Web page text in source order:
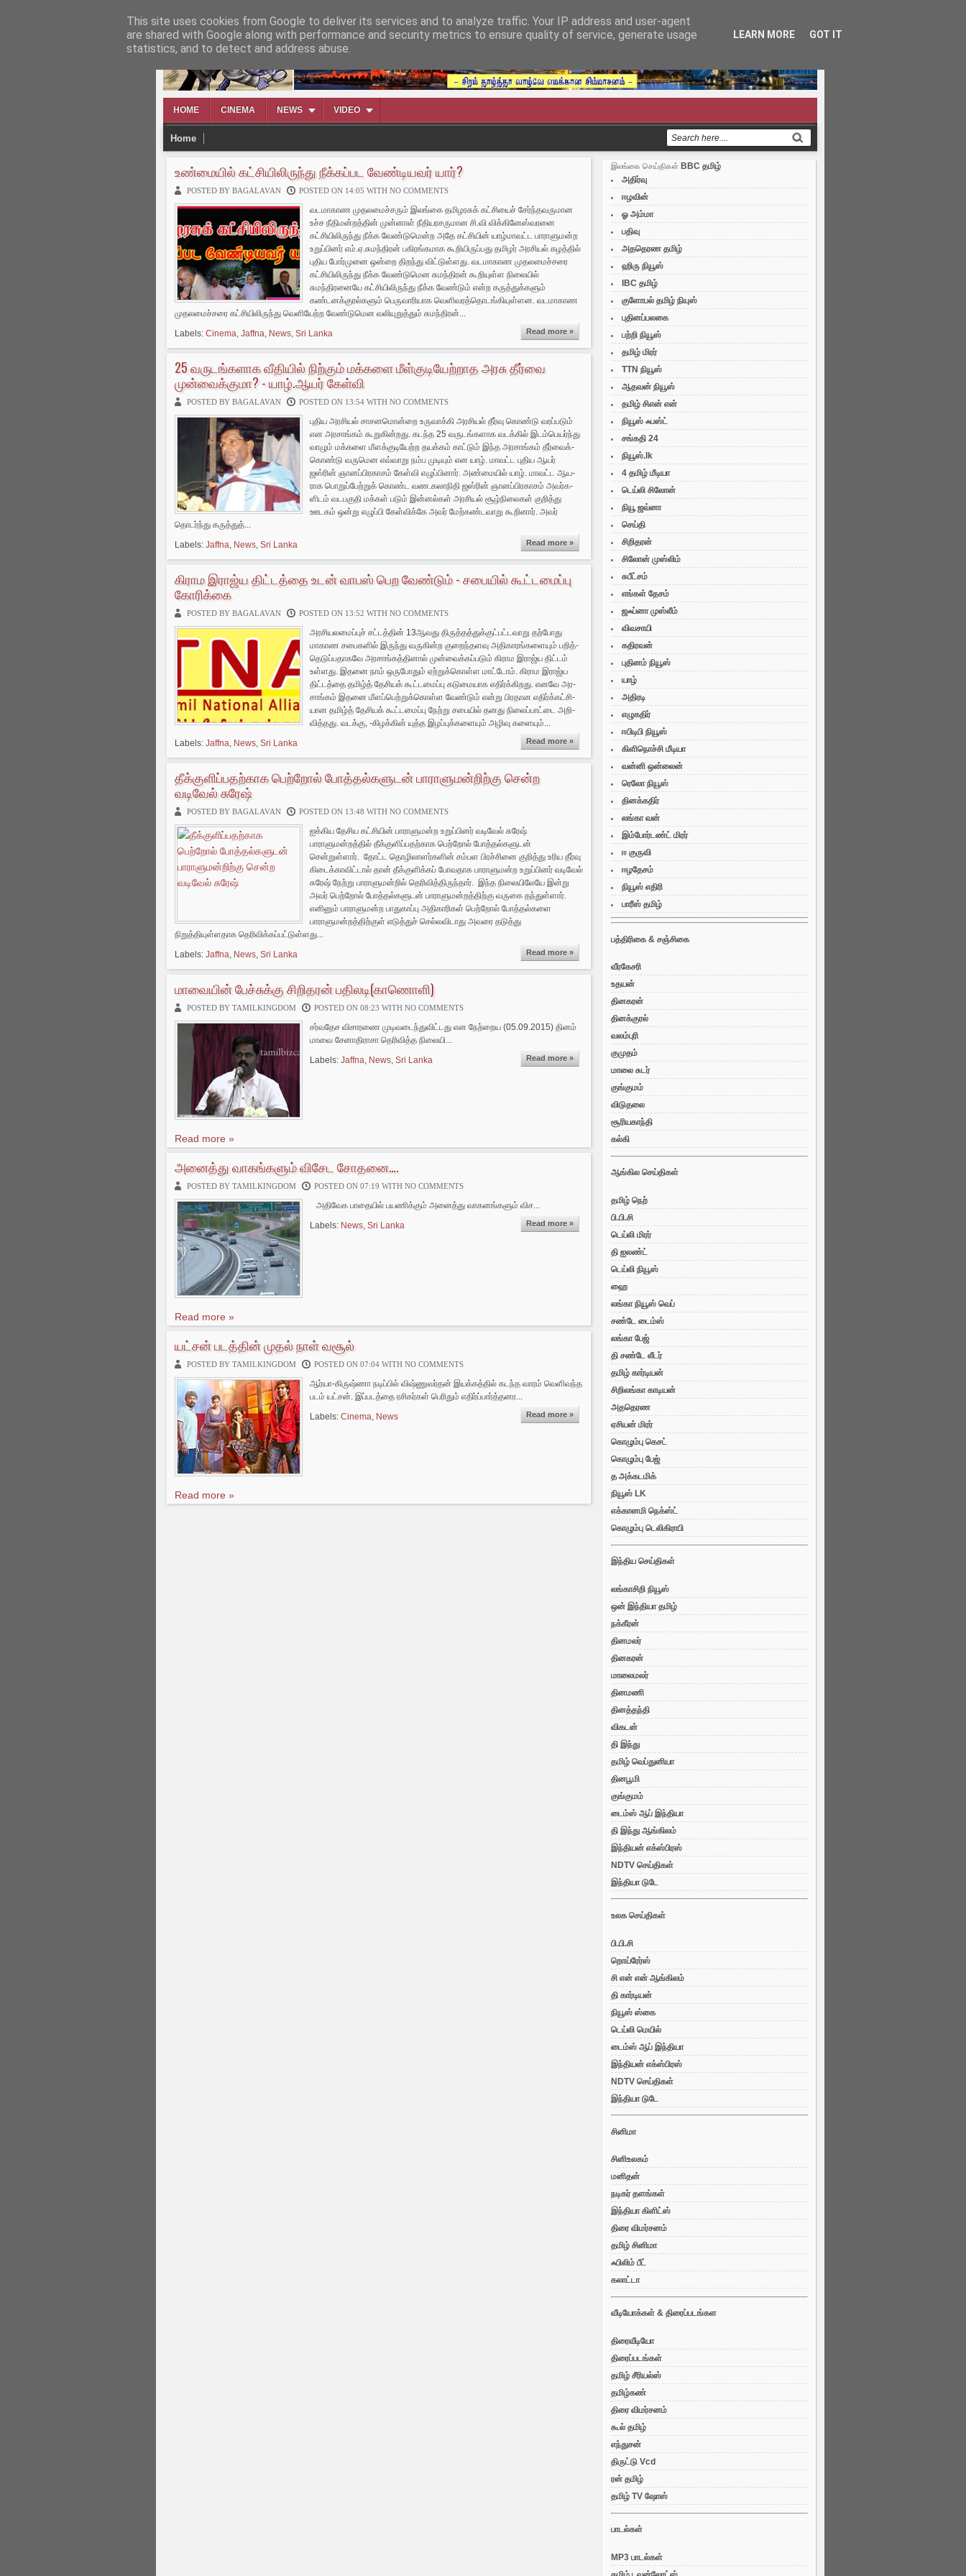
TAMILWIN
HOME CINEMA NEWS VIDEO
Home
உண்மையில் கட்சியிலிருந்து நீக்கப்பட வேண்டியவர் யார்?
POSTED BY BAGALAVAN POSTED ON 14:05 WITH NO COMMENTS
வடமாகாண முதலமைச்சரும் இலங்கை தமிழரசுக் கட்சியைச் சேர்ந்தவருமான
உச்ச நீதிமன்றத்தின் முன்னாள் நீதியரசருமான சி.வி விக்கினேஸ்வரனை
கட்சியிலிருந்து நீக்க வேண்டுமென்ற அதே கட்சியின் யாழ்மாவட்ட பாராளுமன்ற
உறுப்பினர் எம்.ஏ.சுமந்திரன் பகிரங்கமாக கூறியிருப்பது தமிழர் அரசியல் கழத்தில்
புதிய போர்முனை ஒன்றை திறந்து விட்டுள்ளது. வடமாகாண முதலமைச்சரை
கட்சியிலிருந்து நீக்க வேண்டுமென சுமந்திரன் கூறியுள்ள நிலையில்
சுமந்திரனையே கட்சியிலிருந்து நீக்க வேண்டும் என்ற கருத்துக்களும்
கண்டனக்குரல்களும் பெருவாரியாக வெளிவரத்தொடங்கியுள்ளன. வடமாகாண
முதலமைச்சரை கட்சியிலிருந்து வெளியேற்ற வேண்டுமென வலியுறுத்தும் சுமந்திரன்...
Labels: Cinema, Jaffna, News, Sri Lanka Read more »
25 வருடங்களாக வீதியில் நிற்கும் மக்களை மீள்குடியேற்றாத அரசு தீர்வை
முன்வைக்குமா? - யாழ்.ஆயர் கேள்வி
POSTED BY BAGALAVAN POSTED ON 13:54 WITH NO COMMENTS
புதிய அர­சியல் சாச­ன­மொன்றை உரு­வாக்கி அர­சியல் தீர்வு கொண்டு வரப்­படும்
என அர­சாங்கம் கூறு­கின்­றது. கடந்த 25 வரு­டங்­க­ளாக வடக்கில் இடம்­பெ­யர்ந்து
வாழும் மக்­களை மீளக்­கு­டி­யேற்ற தயக்கம் காட்டும் இந்த அர­சாங்கம் தீர்­வைக்­
கொண்டு வரு­மென எவ்­வாறு நம்ப முடியும் என யாழ். மாவட்ட புதிய ஆயர்
ஜஸ்ரின் ஞானப்­பி­ர­காசம் கேள்வி எழுப்­பினார். அண்­மையில் யாழ். மாவட்ட ஆய­
ராக பொறுப்­பேற்­றுக் ­கொண்ட வண.கலா­நிதி ஜஸ்ரின் ஞானப்­பி­ர­காசம் அவர்­க­
ளிடம் வட­ப­குதி மக்கள் படும் இன்­னல்கள் அர­சியல் சூழ்­நி­லைகள் குறித்து
ஊடகம் ஒன்று எழுப்பி கேள்விக்கே அவர் மேற்­கண்­ட­வாறு கூறினார். அவர்
தொடர்ந்து கருத்துத்...
Labels: Jaffna, News, Sri Lanka Read more »
கிராம இராஜ்ய திட்டத்தை உடன் வாபஸ் பெற வேண்டும் - சபையில் கூட்டமைப்பு
கோரிக்கை
POSTED BY BAGALAVAN POSTED ON 13:52 WITH NO COMMENTS
அர­சி­ய­ல­மைப்புச் சட்­டத்தின் 13ஆவது திருத்­தத்­துக்­குட்­பட்­ட­வாறு தற்­போது
மாகாண சபை­களில் இருந்து வரு­கின்ற குறைந்­த­ளவு அதி­கா­ரங்­க­ளையும் பறித்­
தெ­டுப்­ப­தா­கவே அர­சாங்­கத்­தினால் முன்­வைக்­கப்­படும் கிராம இராஜ்ய திட்டம்
உள்­ளது. இதனை நாம் ஒரு­போதும் ஏற்­றுக்­கொள்ள மாட்டோம். கிராம இராஜ்ய
திட்­டத்தை தமிழ்த் தேசியக் கூட்­ட­மைப்பு கடு­மை­யாக எதிர்க்­கி­றது. எனவே அர­
சாங்கம் இதனை மீளப்­பெற்­றுக்­கொள்ள வேண்டும் என்று பிர­தான எதிர்க்­கட்­சி­
யான தமிழ்த் தேசியக் கூட்­ட­மைப்பு நேற்று சபையில் தனது நிலைப்­பாட்டை அறி­
வித்­தது. வடக்­கு, -­கி­ழக்கின் யுத்த இழப்­புக்­க­ளையும் அழி­வு­ க­ளையும்...
Labels: Jaffna, News, Sri Lanka Read more »
தீக்குளிப்பதற்காக பெற்றோல் போத்தல்களுடன் பாராளுமன்றிற்கு சென்ற
வடிவேல் சுரேஷ்
POSTED BY BAGALAVAN POSTED ON 13:48 WITH NO COMMENTS
ஐக்கிய தேசிய கட்சியின் பாராளுமன்ற உறுப்பினர் வடிவேல் சுரேஷ்
பாராளுமன்றத்தில் தீக்குளிப்பதற்காக பெற்றோல் போத்தல்களுடன்
சென்றுள்ளார். தோட்ட தொழிலாளர்களின் சம்பள பிரச்சினை குறித்து உரிய தீர்வு
கிடைக்காவிட்டால் தான் தீக்குளிக்கப் போவதாக பாராளுமன்ற உறுப்பினர் வடிவேல்
சுரேஷ் நேற்று பாராளுமன்றில் தெரிவித்திருந்தார். இந்த நிலையிலேயே இன்று
அவர் பெற்றோல் போத்தல்களுடன் பாராளுமன்றத்திற்கு வருகை தந்துள்ளார்.
எனினும் பாராளுமன்ற பாதுகாப்பு அதிகாரிகள் பெற்றோல் போத்தல்களை
பாராளுமன்றத்திற்குள் எடுத்துச் செல்லவிடாது அவரை தடுத்து
நிறுத்தியுள்ளதாக தெரிவிக்கப்பட்டுள்ளது...
Labels: Jaffna, News, Sri Lanka Read more »
மாவையின் பேச்சுக்கு சிறிதரன் பதிலடி(காணொளி)
POSTED BY TAMILKINGDOM POSTED ON 08:23 WITH NO COMMENTS
சர்வதேச விசாரணை முடிவடைந்துவிட்டது என நேற்றைய (05.09.2015) தினம்
மாவை சேனாதிராசா தெரிவித்த நிலையி...
Labels: Jaffna, News, Sri Lanka Read more »
Read more »
அனைத்து வாகங்களும் விசேட சோதனை….
POSTED BY TAMILKINGDOM POSTED ON 07:19 WITH NO COMMENTS
அதிவேக பாதையில் பயணிக்கும் அனைத்து வாகனங்களும் விச...
Labels: News, Sri Lanka Read more »
Read more »
யட்சன் படத்தின் முதல் நாள் வசூல்
POSTED BY TAMILKINGDOM POSTED ON 07:04 WITH NO COMMENTS
ஆர்யா-கிருஷ்ணா நடிப்பில் விஷ்ணுவர்தன் இயக்கத்தில் கடந்த வாரம் வெளிவந்த
படம் யட்சன். இப்படத்தை ரசிகர்கள் பெரிதும் எதிர்ப்பார்த்தனர...
Labels: Cinema, News Read more »
Read more »
இலங்கை செய்திகள் BBC தமிழ்
அதிர்வு
ஈழவின்
ஓ அம்மா
பதிவு
அததெரண தமிழ்
ஹிரு நியூஸ்
IBC தமிழ்
குளோபல் தமிழ் நியுஸ்
புதினப்பலகை
பற்றி நியூஸ்
தமிழ் மிரர்
TTN நியூஸ்
ஆதவன் நியூஸ்
தமிழ் சிஎன் என்
நியூஸ் ஃபஸ்ட்
சங்கதி 24
நியூஸ்.lk
4 தமிழ் மீடியா
டெய்லி சிலோன்
நியூ ஜவ்னா
செய்தி
சிறிதரன்
சிலோன் முஸ்லிம்
சுபீட்சம்
எங்கள் தேசம்
ஜஃப்னா முஸ்லீம்
விவசாயி
கதிரவன்
புதினம் நியூஸ்
யாழ்
அதிரடி
எழுகதிர்
ஈபிடிபி நியூஸ்
கிளிநொச்சி மீடியா
வன்னி ஒன்லைன்
ரெலோ நியூஸ்
தினக்கதிர்
லங்கா வன்
இம்போர்டண்ட் மிரர்
ஈ குருவி
ஈழதேசம்
நியூஸ் எதிரி
பாரீஸ் தமிழ்
பத்திரிகை & சஞ்சிகை
வீரகேசரி
உதயன்
தினகரன்
தினக்குரல்
வலம்புரி
குமுதம்
மாலை சுடர்
குங்குமம்
விடுதலை
சூரியகாந்தி
கல்கி
ஆங்கில செய்திகள்
தமிழ் நெற்
பி.பி.சி
டெய்லி மிரர்
தி ஐலண்ட்
டெய்லி நியூஸ்
ஹை
லங்கா நியூஸ் வெப்
சண்டே டைம்ஸ்
லங்கா பேஜ்
தி சண்டே லீடர்
தமிழ் கார்டியன்
சிறிலங்கா காடியன்
அததெரண
ஏசியன் மிரர்
கொழும்பு கெசட்
கொழும்பு பேஜ்
த அக்கடமிக்
நியூஸ் LK
எக்கானமி நெக்ஸ்ட்
கொழும்பு டெலிகிராபி
இந்திய செய்திகள்
லங்காசிறி நியூஸ்
ஒன் இந்தியா தமிழ்
நக்கீரன்
தினமலர்
தினகரன்
மாலைமலர்
தினமணி
தினத்தந்தி
விகடன்
தி இந்து
தமிழ் வெப்துனியா
தினபூமி
குங்குமம்
டைம்ஸ் ஆப் இந்தியா
தி இந்து ஆங்கிலம்
இந்தியன் எக்ஸ்பிரஸ்
NDTV செய்திகள்
இந்தியா டுடே
உலக செய்திகள்
பி.பி.சி
றொய்ரேர்ஸ்
சி என் என் ஆங்கிலம்
தி கார்டியன்
நியூஸ் ஸ்கை
டெய்லி மெயில்
டைம்ஸ் ஆப் இந்தியா
இந்தியன் எக்ஸ்பிரஸ்
NDTV செய்திகள்
இந்தியா டுடே
சினிமா
சினிஉலகம்
மனிதன்
நடிகர் தளங்கள்
இந்தியா கிளிட்ஸ்
திரை விமர்சனம்
தமிழ் சினிமா
ஃபிலிம் பீட்
கலாட்டா
வீடியோக்கள் & திரைப்படங்கள
திரைவீடியோ
திரைப்படங்கள்
தமிழ் சீரியல்ஸ்
தமிழ்கண்
திரை விமர்சனம்
கூல் தமிழ்
எந்துசன்
திருட்டு Vcd
ரன் தமிழ்
தமிழ் TV ஷோஸ்
பாடல்கள்
MP3 பாடல்கள்
This site uses cookies from Google to deliver its services and to analyze traffic. Your IP address and user-agent
are shared with Google along with performance and security metrics to ensure quality of service, generate usage
statistics, and to detect and address abuse.
LEARN MORE GOT IT